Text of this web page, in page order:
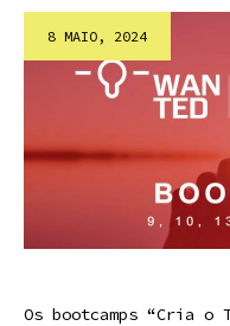
8 MAIO, 2024
Os bootcamps “Cria o